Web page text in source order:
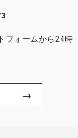
フォームから24時